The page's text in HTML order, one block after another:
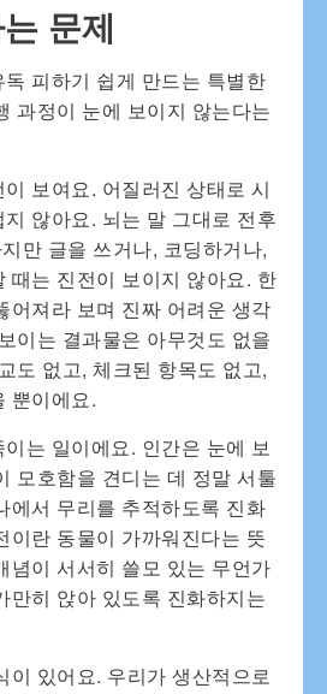
문제
피하기 쉽게 만드는 특별한
과정이 눈에 보이지 않는다는
보여요. 어질러진 상태로 시
않아요. 뇌는 말 그대로 전후
만 글을 쓰거나, 코딩하거나,
때는 진전이 보이지 않아요. 한
어져라 보며 진짜 어려운 생각
이는 결과물은 아무것도 없을
도 없고, 체크된 항목도 없고,
뿐이에요.
는 일이에요. 인간은 눈에 보
모호함을 견디는 데 정말 서툴
에서 무리를 추적하도록 진화
이란 동물이 가까워진다는 뜻
념이 서서히 쓸모 있는 무언가
만히 앉아 있도록 진화하지는
이 있어요. 우리가 생산적으로